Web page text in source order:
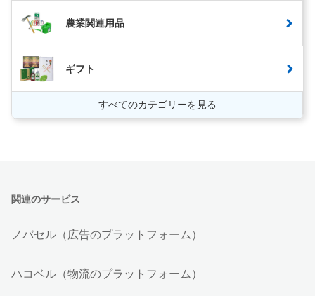
農業関連用品
ギフト
すべてのカテゴリーを見る
関連のサービス
ノバセル（広告のプラットフォーム）
ハコベル（物流のプラットフォーム）